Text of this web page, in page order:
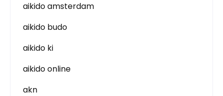
aikido amsterdam
aikido budo
aikido ki
aikido online
akn